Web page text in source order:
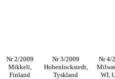
Nr 2/2009
Mikkeli,
Finland
Nr 3/2009
Hohenlockstedt,
Tyskland
Nr 4/
WI,